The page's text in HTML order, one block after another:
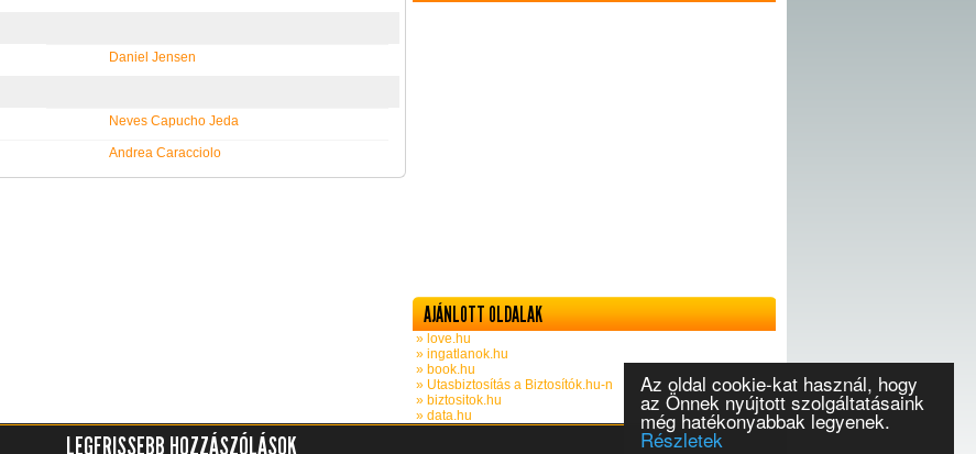
Az oldal cookie-kat használ, hogy
az Önnek nyújtott szolgáltatásaink
még hatékonyabbak legyenek.
Részletek
Daniel Jensen
Neves Capucho Jeda
Andrea Caracciolo
AJÁNLOTT OLDALAK
» love.hu
» ingatlanok.hu
» book.hu
» Utasbiztosítás a Biztosítók.hu-n
» biztositok.hu
» data.hu
LEGFRISSEBB HOZZÁSZÓLÁSOK